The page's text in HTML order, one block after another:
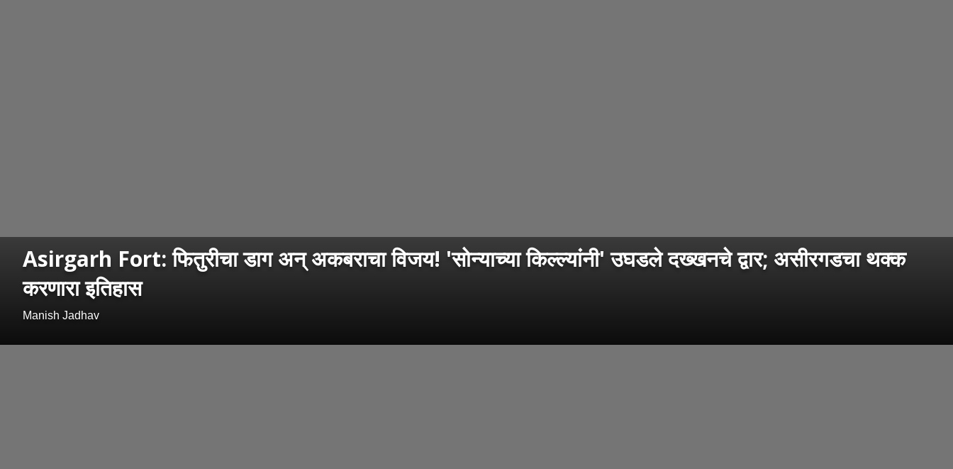
Asirgarh Fort: फितुरीचा डाग अन् अकबराचा विजय! 'सोन्याच्या किल्ल्यांनी' उघडले दख्खनचे द्वार; असीरगडचा थक्क
करणारा इतिहास
Manish Jadhav